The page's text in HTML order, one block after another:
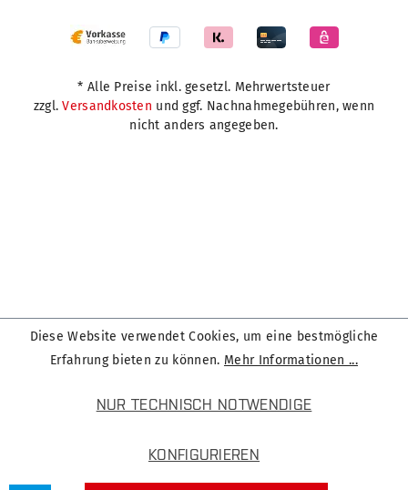
* Alle Preise inkl. gesetzl. Mehrwertsteuer
zzgl.Versandkosten und ggf. Nachnahmegebühren, wenn
nicht anders angegeben.
Diese Website verwendet Cookies, um eine bestmögliche
Erfahrung bieten zu können. Mehr Informationen ...
NUR TECHNISCH NOTWENDIGE
KONFIGURIEREN